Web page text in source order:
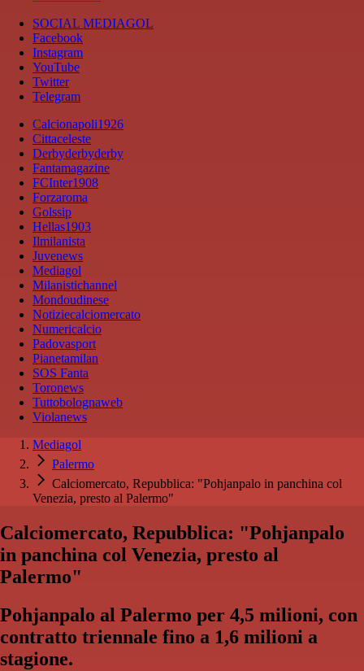
SOCIAL MEDIAGOL
Facebook
Instagram
YouTube
Twitter
Telegram
Calcionapoli1926
Cittaceleste
Derbyderbyderby
Fantamagazine
FCInter1908
Forzaroma
Golssip
Hellas1903
Ilmilanista
Juvenews
Mediagol
Milanistichannel
Mondoudinese
Notiziecalciomercato
Numericalcio
Padovasport
Pianetamilan
SOS Fanta
Toronews
Tuttobolognaweb
Violanews
Mediagol
Palermo
Calciomercato, Repubblica: "Pohjanpalo in panchina col
Venezia, presto al Palermo"
Calciomercato, Repubblica: "Pohjanpalo
in panchina col Venezia, presto al
Palermo"
Pohjanpalo al Palermo per 4,5 milioni, con
contratto triennale fino a 1,6 milioni a
stagione.